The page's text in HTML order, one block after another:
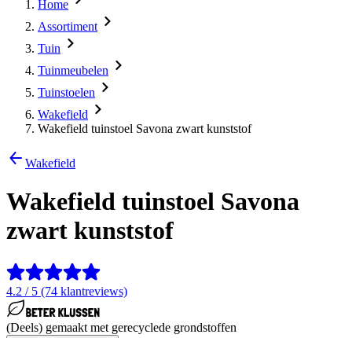
Home
Assortiment
Tuin
Tuinmeubelen
Tuinstoelen
Wakefield
Wakefield tuinstoel Savona zwart kunststof
Wakefield
Wakefield tuinstoel Savona
zwart kunststof
4.2 / 5 (74 klantreviews)
(Deels) gemaakt met gerecyclede grondstoffen